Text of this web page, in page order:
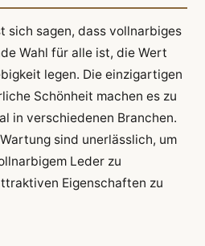
sich sagen, dass vollnarbiges
Wahl für alle ist, die Wert
legen. Die einzigartigen
Schönheit machen es zu
in verschiedenen Branchen.
sind unerlässlich, um
Leder zu
Eigenschaften zu